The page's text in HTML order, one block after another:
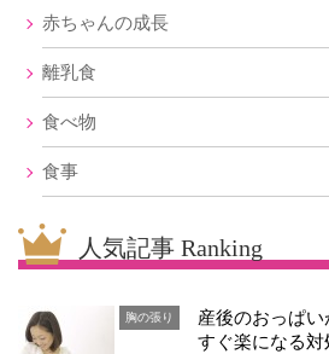
赤ちゃんの成長
離乳食
食べ物
食事
人気記事 Ranking
胸の張り
産後のおっぱ
すぐ楽になる